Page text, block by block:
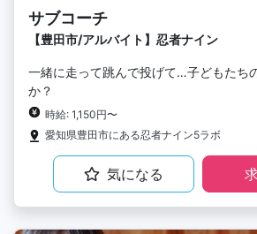
サブコーチ
【豊田市/アルバイト】忍者ナイン
一緒に走って跳んで投げて…子どもたち
か？
時給: 1,150円〜
愛知県豊田市にある忍者ナイン5ラボ
気になる